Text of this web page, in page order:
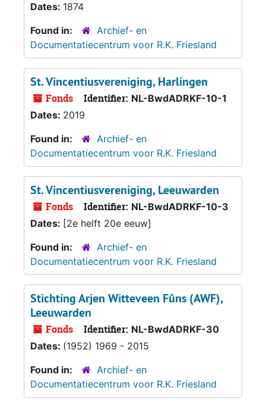
Dates: 1874
Found in:
Archief- en
Documentatiecentrum voor R.K. Friesland
St. Vincentiusvereniging, Harlingen
Fonds Identifier: NL-BwdADRKF-10-1
Dates: 2019
Found in:
Archief- en
Documentatiecentrum voor R.K. Friesland
St. Vincentiusvereniging, Leeuwarden
Fonds Identifier: NL-BwdADRKF-10-3
Dates: [2e helft 20e eeuw]
Found in:
Archief- en
Documentatiecentrum voor R.K. Friesland
Stichting Arjen Witteveen Fûns (AWF),
Leeuwarden
Fonds Identifier: NL-BwdADRKF-30
Dates: (1952) 1969 - 2015
Found in:
Archief- en
Documentatiecentrum voor R.K. Friesland